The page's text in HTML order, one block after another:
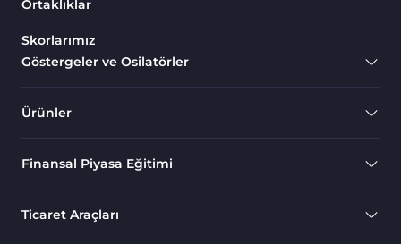
Hacim TradingView
Kripto Tradingview
Emtia Tradingview
Göstergeleri
TradingView için Fibonacci
Göstergeleri
Ortaklıklar
Skorlarımız
Göstergeler ve Osilatörler
Ürünler
Finansal Piyasa Eğitimi
Ticaret Araçları